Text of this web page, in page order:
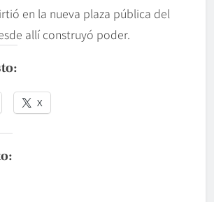
en la nueva plaza pública del
allí construyó poder.
X